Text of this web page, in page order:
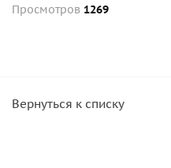
Просмотров 1269
Вернуться к списку